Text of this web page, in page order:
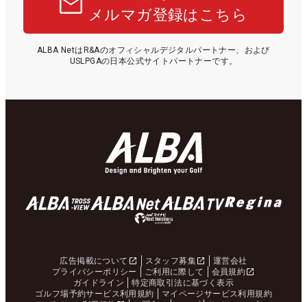
メルマガ登録はこちら
ALBA NetはR&Aのオフィシャルデジタルパートナー、および
USLPGAの日本公式サイトパートナーです。
広告掲載について スタッフ募集
運営会社
プライバシーポリシー
ご利用に際して
会員規約
ガイドライン
特定商取引法に基づく表示
ゴルフ場予約サービス利用規約
マイページサービス利用規約